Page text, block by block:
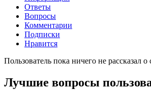
Ответы
Вопросы
Комментарии
Подписки
Нравится
Пользователь пока ничего не рассказал о
Лучшие вопросы